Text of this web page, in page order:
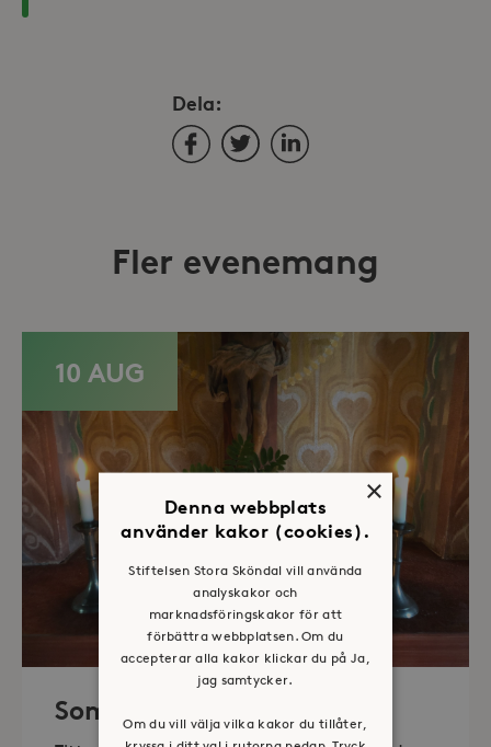
Dela:
FacebookTwitterLinkedIn
Fler evenemang
10 AUG
Sommaröppet kapell
×
Denna webbplats
använder kakor (cookies).
Stiftelsen Stora Sköndal vill använda
analyskakor och
marknadsföringskakor för att
förbättra webbplatsen. Om du
accepterar alla kakor klickar du på Ja,
jag samtycker.
Om du vill välja vilka kakor du tillåter,